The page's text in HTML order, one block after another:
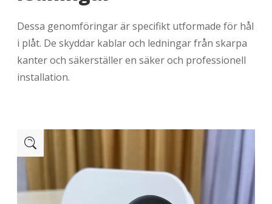
Dessa genomföringar är specifikt utformade för hål
i plåt. De skyddar kablar och ledningar från skarpa
kanter och säkerställer en säker och professionell
installation.